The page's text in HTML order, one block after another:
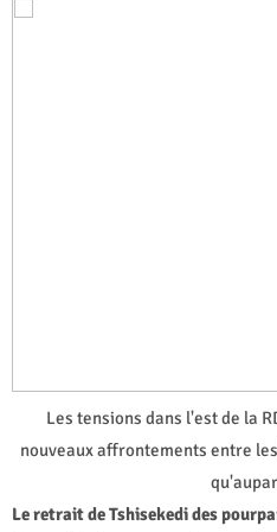
Les tensions dans l'est de la
nouveaux affrontements entre
Le retrait de Tshisekedi des